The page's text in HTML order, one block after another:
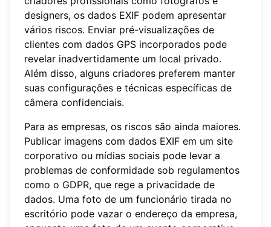
designers, os dados EXIF podem apresentar
vários riscos. Enviar pré-visualizações de
clientes com dados GPS incorporados pode
revelar inadvertidamente um local privado.
Além disso, alguns criadores preferem manter
suas configurações e técnicas específicas de
câmera confidenciais.
Para as empresas, os riscos são ainda maiores.
Publicar imagens com dados EXIF em um site
corporativo ou mídias sociais pode levar a
problemas de conformidade sob regulamentos
como o GDPR, que rege a privacidade de
dados. Uma foto de um funcionário tirada no
escritório pode vazar o endereço da empresa,